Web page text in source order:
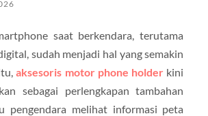
saat berkendara, terutama
sudah menjadi hal yang semakin
aksesoris motor phone holderkini
sebagai perlengkapan tambahan
pengendara melihat informasi peta